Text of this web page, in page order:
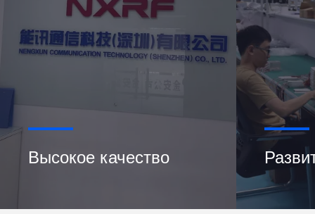
Высокое качество